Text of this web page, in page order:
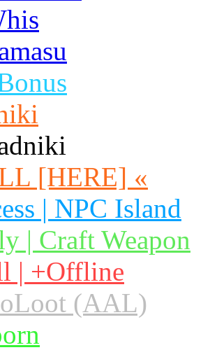
[HERE] «
| NPC Island
| Craft Weapon
| +Offline
(AAL)